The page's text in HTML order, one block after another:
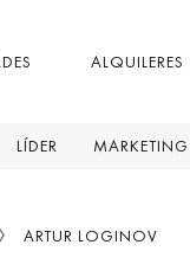
ALQUILERES
LÍDER MARKETING
ARTUR LOGINOV